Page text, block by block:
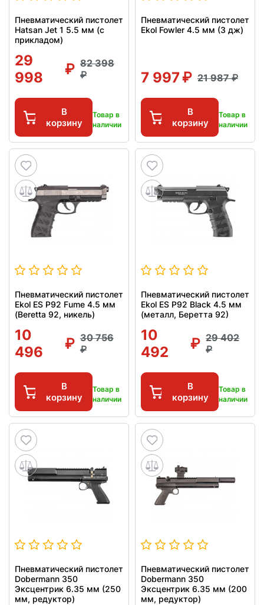
Пневматический пистолет
Hatsan Jet 1 5.5 мм (с
прикладом)
29
998
82 398
В
корзину
Товар в
наличии
Пневматический пистолет
Ekol Fowler 4.5 мм (3 дж)
7 997 21 987
В
корзину
Товар в
наличии
Пневматический пистолет
Ekol ES P92 Fume 4.5 мм
(Beretta 92, никель)
10
496
30 756
В
корзину
Товар в
наличии
Пневматический пистолет
Ekol ES P92 Black 4.5 мм
(металл, Беретта 92)
10
492
29 402
В
корзину
Товар в
наличии
Пневматический пистолет
Dobermann 350
Эксцентрик 6.35 мм (250
мм, редуктор)
Пневматический пистолет
Dobermann 350
Эксцентрик 6.35 мм (200
мм, редуктор)